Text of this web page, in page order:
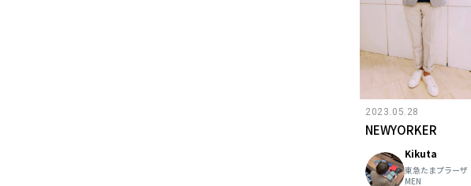
2023.05.28
NEWYORKER
Kikuta
東急たまプラーザ
MEN